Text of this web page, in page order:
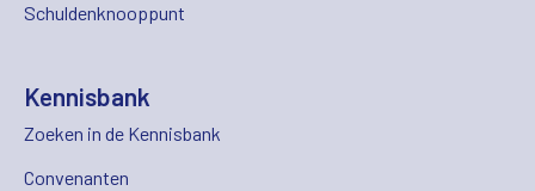
Schuldenknooppunt
Kennisbank
Zoeken in de Kennisbank
Convenanten